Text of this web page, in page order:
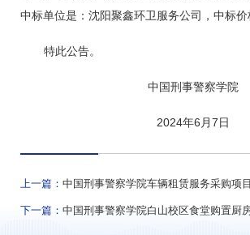
中标单位是：沈阳聚鑫环卫服务公司，中标价
特此公告。
中国刑事警察学院
2024年6月7日
上一篇： 中国刑事警察学院车辆租赁服务采购项
下一篇： 中国刑事警察学院白山校区食堂购置厨